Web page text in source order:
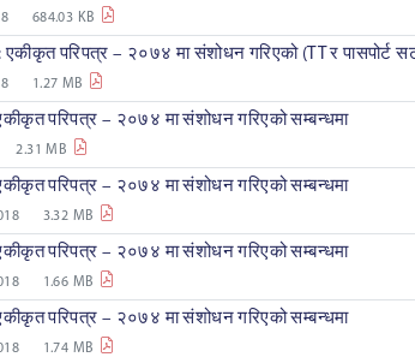
684.03 KB
परिपत्र – २०७४ मा संशोधन गरिएको (TT र पासपोर्ट
1.27 MB
परिपत्र – २०७४ मा संशोधन गरिएको सम्बन्धमा
2.31 MB
परिपत्र – २०७४ मा संशोधन गरिएको सम्बन्धमा
3.32 MB
परिपत्र – २०७४ मा संशोधन गरिएको सम्बन्धमा
1.66 MB
परिपत्र – २०७४ मा संशोधन गरिएको सम्बन्धमा
1.74 MB